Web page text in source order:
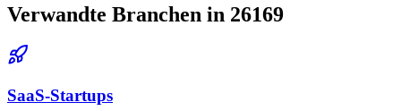
Verwandte Branchen in 26169
SaaS-Startups